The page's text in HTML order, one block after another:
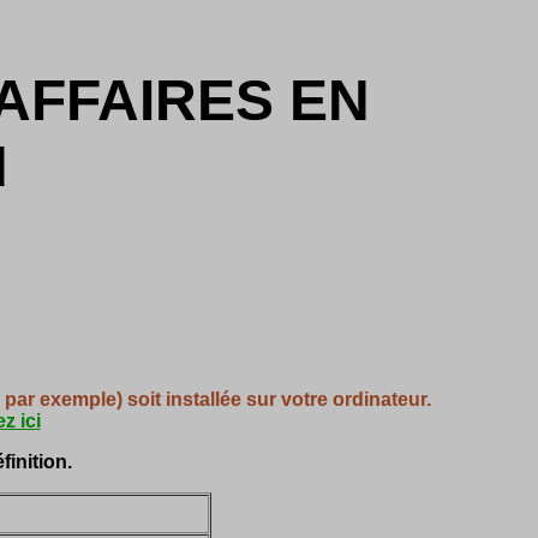
EN
exemple) soit installée sur votre ordinateur.
ici